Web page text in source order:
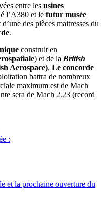
entre les usines
l’A380 et le futur musée
des pièces maitresses du
.
construit en
) et de la British
Aerospace). Le concorde
battra de nombreux
maximum est de Mach
sera de Mach 2.23 (record
:
et la prochaine ouverture du